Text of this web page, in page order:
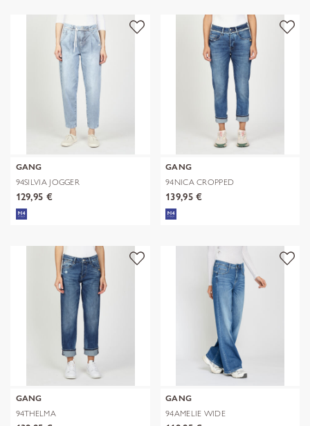
GANG
94SILVIA JOGGER
129,95 €
GANG
94NICA CROPPED
139,95 €
GANG
94THELMA
GANG
94AMELIE WIDE